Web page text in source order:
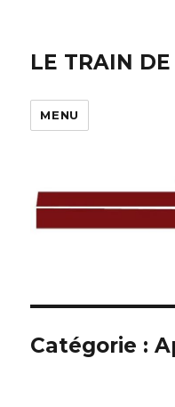
LE TRAIN
MENU
Catégorie :